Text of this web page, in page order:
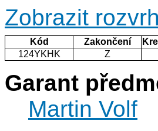
Zobrazit rozvrh
Kód Zakončení
124YKHK
Z
Garant
Martin Volf